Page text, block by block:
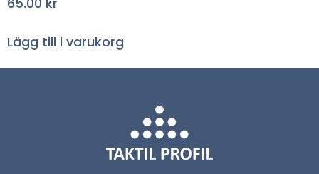
Lägg till i varukorg